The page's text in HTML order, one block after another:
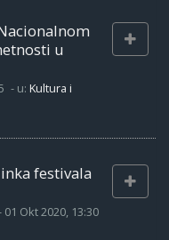
u
- u: Kultura i
festivala
01 Okt 2020, 13:30